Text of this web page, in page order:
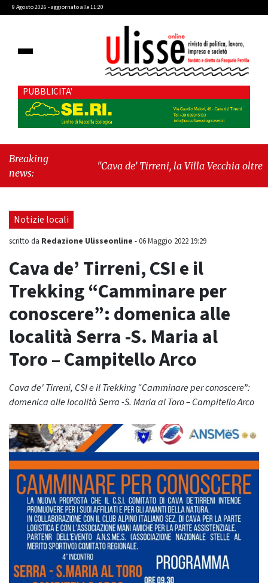
9 Agosto 2026 - aggiornato alle 11:20
PUBBLICITA'
Breaking
news:
"Cava de’ Tirreni, la Villa Vecchia oltre i
seduta consiliare: “Serve chiarezza!”"
Notizie locali
scritto da Redazione Ulisseonline -06 Maggio 2022 19:29
Cava de’ Tirreni, CSI e il
Trekking “Camminare per
conoscere”: domenica alle
località Serra -S. Maria al
Toro – Campitello Arco
Cava de' Tirreni, CSI e il Trekking “Camminare per conoscere”:
domenica alle località Serra -S. Maria al Toro – Campitello Arco